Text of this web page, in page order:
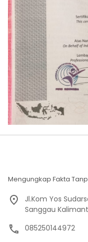
Mengungkap Fakta
Jl.Kom Yos
Sanggau
085250144972